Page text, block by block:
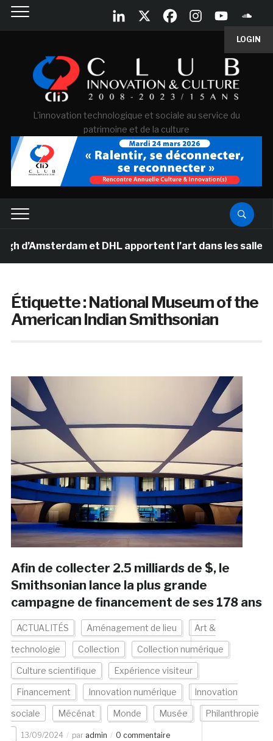
LOGIN
L'innovation technologique et sociale au service du
patrimoine et de la culture
et DHL apportent l’art dans les salles de
Étiquette :National Museum of the
American Indian Smithsonian
Afin de collecter 2.5 milliards de $, le
Smithsonian lance la plus grande
campagne de financement de ses 178 ans
ACTUALITÉS Aménagement de lieu Art &
technologie Collection Collection numérique
Culture scientifique Expérience visiteur
Financement Innovation numérique Innovation
sociale Mécénat Monde Musée Philanthropie
13/09/2024 par admin 0 commentaire